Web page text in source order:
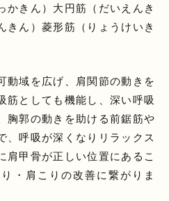
かきん）大円筋（だいえんき
ん）菱形筋（りょうけいき
動域を広げ、肩関節の動きを
筋としても機能し、深い呼吸
胸郭の動きを助ける前鋸筋や
、呼吸が深くなりリラックス
肩甲骨が正しい位置にあるこ
・肩こりの改善に繋がりま